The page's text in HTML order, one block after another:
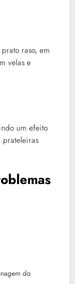
raso, em
velas e
um efeito
prateleiras
do